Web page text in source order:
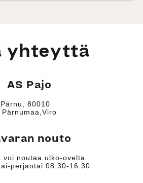
yhteyttä
AS Pajo
1 Pärnu, 80010
Pärnumaa,Viro
nouto
voi noutaa ulko-ovelta
perjantai 08.30-16.30